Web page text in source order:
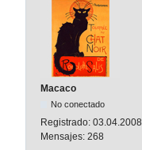
Macaco
No conectado
Registrado: 03.04.2008
Mensajes: 268